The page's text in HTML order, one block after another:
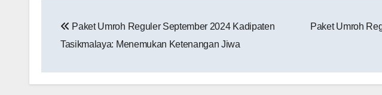
posPaket Umroh Reguler September 2024 Kadipaten
Tasikmalaya: Menemukan Ketenangan Jiwa
Paket Umroh